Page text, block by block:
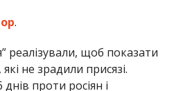
.
реалізували, щоб показати
які не зрадили присязі.
проти росіян і